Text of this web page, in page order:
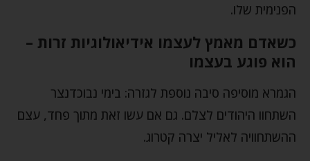
הפנימית שלו.
כשאדם מאמץ לעצמו אידיאולוגיות זרות –
הוא פוגע בעצמו
הגמרא מוסיפה סיבה נוספת לגזרה: בימי נבוכדנצר
השתחוו היהודים לצלם. גם אם עשו זאת מתוך פחד, עצם
ההשתחוויה לאליל יצרה קטרוג.